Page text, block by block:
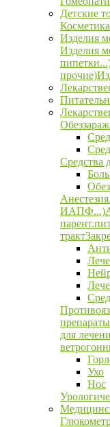
Детские
Изделия
Изделия
прочие)
Средства
Анестезия
ИАПФ...)
тракт
препараты
для
Ухо
Нос